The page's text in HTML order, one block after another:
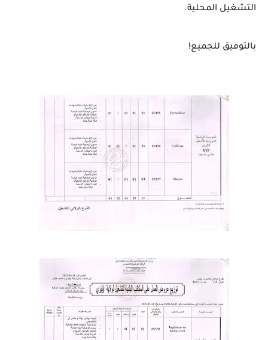
التشغيل المحلية.
بالتوفيق للجميع!